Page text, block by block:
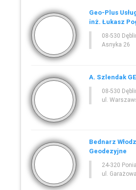
Geo-Plus
inż. Łukasz
08-530
Asnyka 26
A. Szlendak
08-530
ul.
Bednarz
Geodezyjne
24-320
ul.